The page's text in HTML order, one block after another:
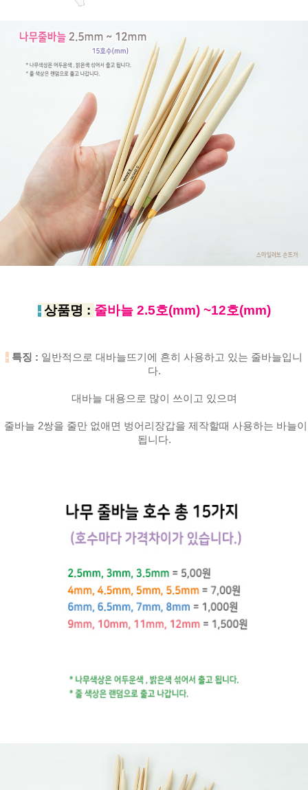
- 상품명 : 줄바늘 2.5호(mm) ~12호(mm)
- 특징 : 일반적으로 대바늘뜨기에 흔히 사용하고 있는 줄바늘입니
다.
대바늘 대용으로 많이 쓰이고 있으며
줄바늘 2쌍을 줄만 없애면 벙어리장갑을 제작할때 사용하는 바늘이
됩니다.